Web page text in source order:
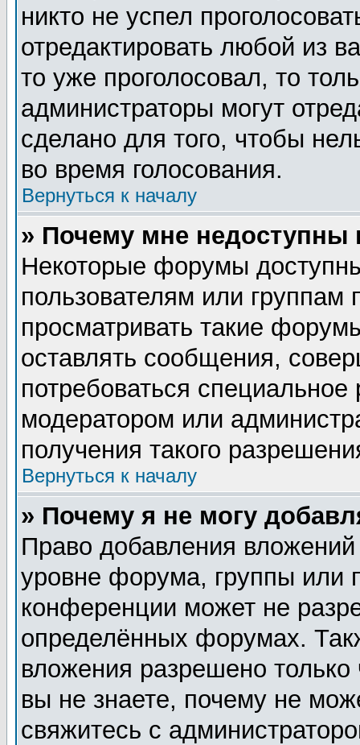
никто не успел
отредактировать любой из
то уже проголосовал, то
администраторы могут
сделано для того, чтобы
во время голосования.
Вернуться к началу
» Почему мне
Некоторые форумы
пользователям или группам
просматривать такие
оставлять сообщения,
потребоваться
модератором или
получения такого
Вернуться к началу
» Почему я не могу
Право добавления
уровне форума, группы или
конференции может не
определённых форумах.
вложения разрешено
вы не знаете, почему не
свяжитесь с